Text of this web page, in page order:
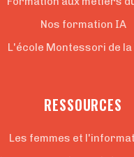
Nos formation IA
L'école Montessori de la
RESSOURCES
Les femmes et